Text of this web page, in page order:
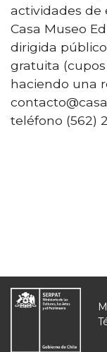
actividades de
Casa Museo
dirigida
gratuita
haciendo una
teléfono (562)